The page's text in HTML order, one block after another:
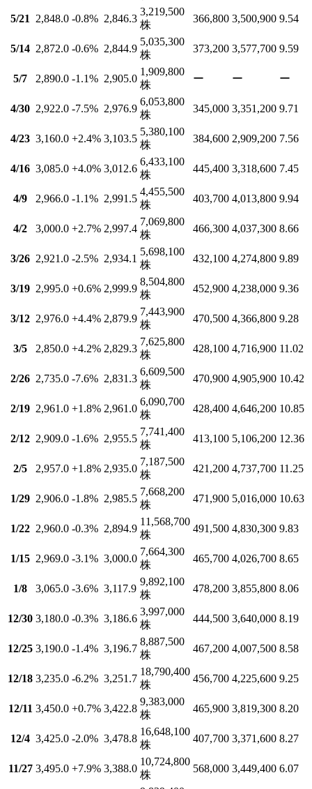
5/21
2,848.0 -0.8% 2,846.3
3,219,500
株
366,800 3,500,900 9.54
5/14 2,872.0 -0.6% 2,844.9
5,035,300
株
373,200 3,577,700 9.59
5/7 2,890.0 -1.1% 2,905.0
1,909,800
株
ー ー ー
4/30 2,922.0 -7.5% 2,976.9
6,053,800
株
345,000 3,351,200 9.71
4/23 3,160.0 +2.4% 3,103.5
5,380,100
株
384,600 2,909,200 7.56
4/16 3,085.0 +4.0% 3,012.6
6,433,100
株
445,400 3,318,600 7.45
4/9 2,966.0 -1.1% 2,991.5
4,455,500
株
403,700 4,013,800 9.94
4/2 3,000.0 +2.7% 2,997.4
7,069,800
株
466,300 4,037,300 8.66
3/26 2,921.0 -2.5% 2,934.1
5,698,100
株
432,100 4,274,800 9.89
3/19 2,995.0 +0.6% 2,999.9
8,504,800
株
452,900 4,238,000 9.36
3/12 2,976.0 +4.4% 2,879.9
7,443,900
株
470,500 4,366,800 9.28
3/5 2,850.0 +4.2% 2,829.3
7,625,800
株
428,100 4,716,900 11.02
2/26 2,735.0 -7.6% 2,831.3
6,609,500
株
470,900 4,905,900 10.42
2/19 2,961.0 +1.8% 2,961.0
6,090,700
株
428,400 4,646,200 10.85
2/12 2,909.0 -1.6% 2,955.5
7,741,400
株
413,100 5,106,200 12.36
2/5 2,957.0 +1.8% 2,935.0
7,187,500
株
421,200 4,737,700 11.25
1/29 2,906.0 -1.8% 2,985.5
7,668,200
株
471,900 5,016,000 10.63
1/22 2,960.0 -0.3% 2,894.9
11,568,700
株
491,500 4,830,300 9.83
1/15 2,969.0 -3.1% 3,000.0
7,664,300
株
465,700 4,026,700 8.65
1/8 3,065.0 -3.6% 3,117.9
9,892,100
株
478,200 3,855,800 8.06
12/30 3,180.0 -0.3% 3,186.6
3,997,000
株
444,500 3,640,000 8.19
12/25 3,190.0 -1.4% 3,196.7
8,887,500
株
467,200 4,007,500 8.58
12/18 3,235.0 -6.2% 3,251.7
18,790,400
株
456,700 4,225,600 9.25
12/11 3,450.0 +0.7% 3,422.8
9,383,000
株
465,900 3,819,300 8.20
12/4 3,425.0 -2.0% 3,478.8
16,648,100
株
407,700 3,371,600 8.27
11/27 3,495.0 +7.9% 3,388.0
10,724,800
株
568,000 3,449,400 6.07